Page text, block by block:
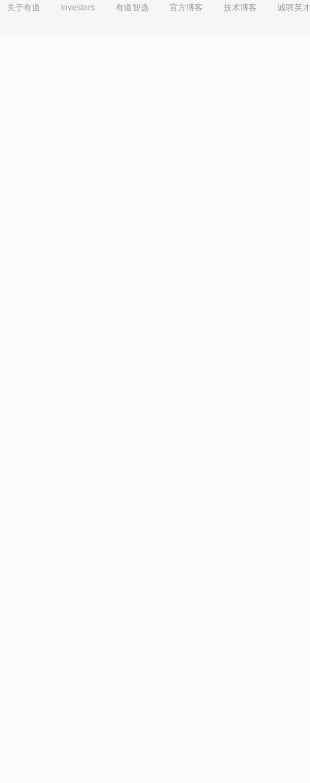
关于有道 Investors 有道智选 官方博客 技术博客 诚聘英才